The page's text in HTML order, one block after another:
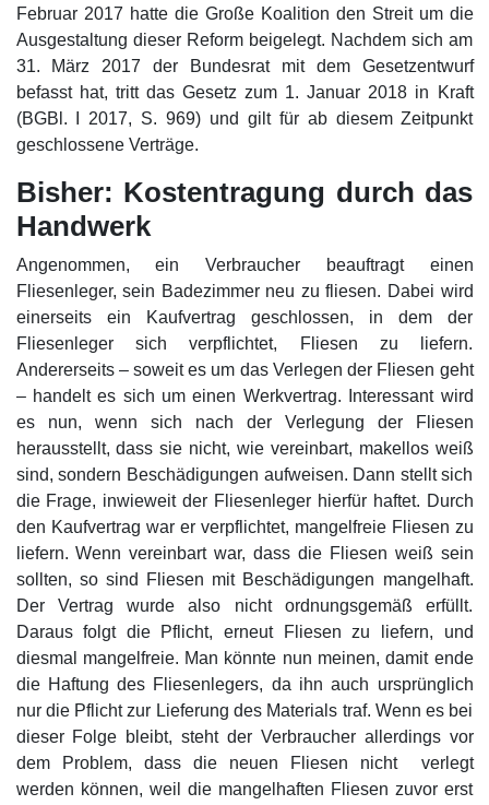
Februar 2017 hatte die Große Koalition den Streit um die
Ausgestaltung dieser Reform beigelegt. Nachdem sich am
31. März 2017 der Bundesrat mit dem Gesetzentwurf
befasst hat, tritt das Gesetz zum 1. Januar 2018 in Kraft
(BGBl. I 2017, S. 969) und gilt für ab diesem Zeitpunkt
geschlossene Verträge.
Bisher: Kostentragung durch das
Handwerk
Angenommen, ein Verbraucher beauftragt einen
Fliesenleger, sein Badezimmer neu zu fliesen. Dabei wird
einerseits ein Kaufvertrag geschlossen, in dem der
Fliesenleger sich verpflichtet, Fliesen zu liefern.
Andererseits – soweit es um das Verlegen der Fliesen geht
– handelt es sich um einen Werkvertrag. Interessant wird
es nun, wenn sich nach der Verlegung der Fliesen
herausstellt, dass sie nicht, wie vereinbart, makellos weiß
sind, sondern Beschädigungen aufweisen. Dann stellt sich
die Frage, inwieweit der Fliesenleger hierfür haftet. Durch
den Kaufvertrag war er verpflichtet, mangelfreie Fliesen zu
liefern. Wenn vereinbart war, dass die Fliesen weiß sein
sollten, so sind Fliesen mit Beschädigungen mangelhaft.
Der Vertrag wurde also nicht ordnungsgemäß erfüllt.
Daraus folgt die Pflicht, erneut Fliesen zu liefern, und
diesmal mangelfreie. Man könnte nun meinen, damit ende
die Haftung des Fliesenlegers, da ihn auch ursprünglich
nur die Pflicht zur Lieferung des Materials traf. Wenn es bei
dieser Folge bleibt, steht der Verbraucher allerdings vor
dem Problem, dass die neuen Fliesen nicht verlegt
werden können, weil die mangelhaften Fliesen zuvor erst